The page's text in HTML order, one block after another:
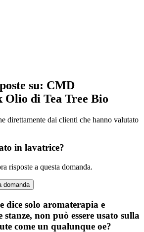
su: CMD
Olio di Tea Tree Bio
direttamente dai clienti che hanno valutato
in lavatrice?
risposte a questa domanda.
domanda
dice solo aromaterapia e
non può essere usato sulla
come un qualunque oe?